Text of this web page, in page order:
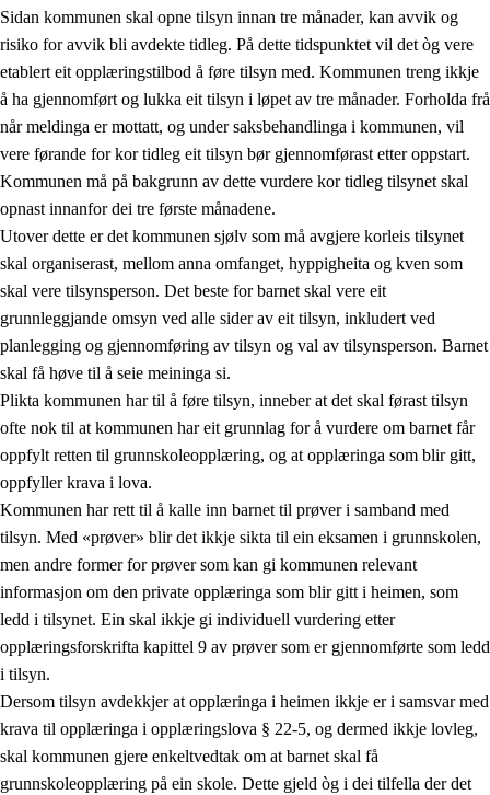
Sidan kommunen skal opne tilsyn innan tre månader, kan avvik og
risiko for avvik bli avdekte tidleg. På dette tidspunktet vil det òg vere
etablert eit opplæringstilbod å føre tilsyn med. Kommunen treng ikkje
å ha gjennomført og lukka eit tilsyn i løpet av tre månader. Forholda frå
når meldinga er mottatt, og under saksbehandlinga i kommunen, vil
vere førande for kor tidleg eit tilsyn bør gjennomførast etter oppstart.
Kommunen må på bakgrunn av dette vurdere kor tidleg tilsynet skal
opnast innanfor dei tre første månadene.
Utover dette er det kommunen sjølv som må avgjere korleis tilsynet
skal organiserast, mellom anna omfanget, hyppigheita og kven som
skal vere tilsynsperson. Det beste for barnet skal vere eit
grunnleggjande omsyn ved alle sider av eit tilsyn, inkludert ved
planlegging og gjennomføring av tilsyn og val av tilsynsperson. Barnet
skal få høve til å seie meininga si.
Plikta kommunen har til å føre tilsyn, inneber at det skal førast tilsyn
ofte nok til at kommunen har eit grunnlag for å vurdere om barnet får
oppfylt retten til grunnskoleopplæring, og at opplæringa som blir gitt,
oppfyller krava i lova.
Kommunen har rett til å kalle inn barnet til prøver i samband med
tilsyn. Med «prøver» blir det ikkje sikta til ein eksamen i grunnskolen,
men andre former for prøver som kan gi kommunen relevant
informasjon om den private opplæringa som blir gitt i heimen, som
ledd i tilsynet. Ein skal ikkje gi individuell vurdering etter
opplæringsforskrifta kapittel 9 av prøver som er gjennomførte som ledd
i tilsyn.
Dersom tilsyn avdekkjer at opplæringa i heimen ikkje er i samsvar med
krava til opplæringa i opplæringslova § 22-5, og dermed ikkje lovleg,
skal kommunen gjere enkeltvedtak om at barnet skal få
grunnskoleopplæring på ein skole. Dette gjeld òg i dei tilfella der det